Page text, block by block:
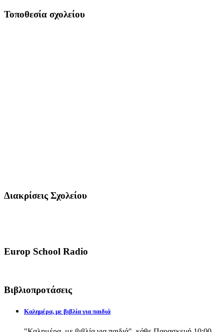
Τοποθεσία σχολείου
Διακρίσεις Σχολείου
Europ School Radio
Βιβλιοπροτάσεις
Καλημέρα, με βιβλία για παιδιά